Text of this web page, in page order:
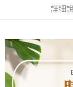
帳／街口支付／iPASS
用戶於交易時，得透過
買賣價金債權讓與本公
2.基於同意付款使用「
資料（包含姓名、電話
由本公司與您本人進
3.完整用戶服務條款，
２．訂單成立數日內，
購買商品的店家。未經
後付繳納相關費用。
※ 交易是否成功請以
是否繳費成功／繳費後
客戶支援中心」
先付款宅配到府
每筆NT$65，滿
貨到付款
詳細